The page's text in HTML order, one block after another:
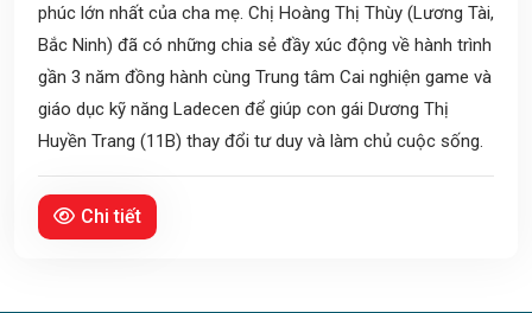
phúc lớn nhất của cha mẹ. Chị Hoàng Thị Thùy (Lương Tài,
Bắc Ninh) đã có những chia sẻ đầy xúc động về hành trình
gần 3 năm đồng hành cùng Trung tâm Cai nghiện game và
giáo dục kỹ năng Ladecen để giúp con gái Dương Thị
Huyền Trang (11B) thay đổi tư duy và làm chủ cuộc sống.
Chi tiết